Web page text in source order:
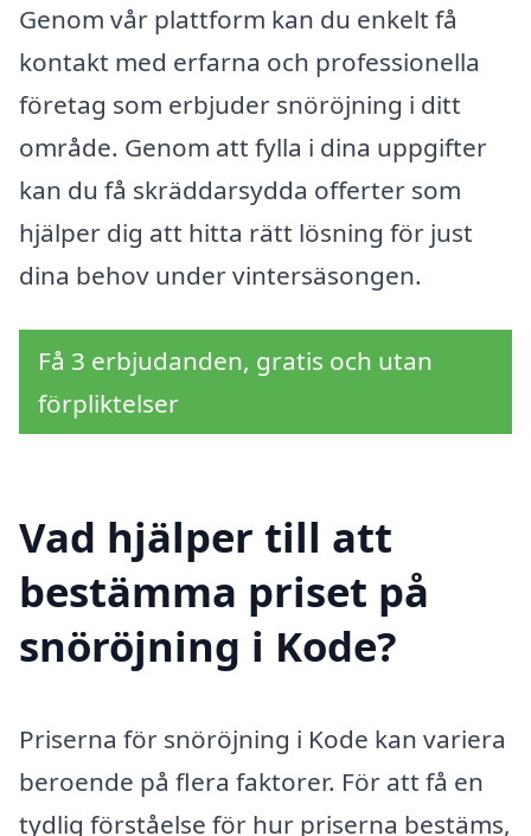
Genom vår plattform kan du enkelt få
kontakt med erfarna och professionella
företag som erbjuder snöröjning i ditt
område. Genom att fylla i dina uppgifter
kan du få skräddarsydda offerter som
hjälper dig att hitta rätt lösning för just
dina behov under vintersäsongen.
Få 3 erbjudanden, gratis och utan
förpliktelser
Vad hjälper till att
bestämma priset på
snöröjning i Kode?
Priserna för snöröjning i Kode kan variera
beroende på flera faktorer. För att få en
tydlig förståelse för hur priserna bestäms,